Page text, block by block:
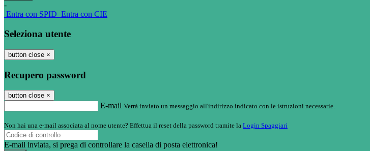
-
Entra con SPID Entra con CIE
Seleziona utente
button close ×
Recupero password
button close ×
E-mail Verrà inviato un messaggio all'indirizzo indicato con le istruzioni necessarie.
Non hai una e-mail associata al nome utente? Effettua il reset della password tramite la Login Spaggiari
E-mail inviata, si prega di controllare la casella di posta elettronica!